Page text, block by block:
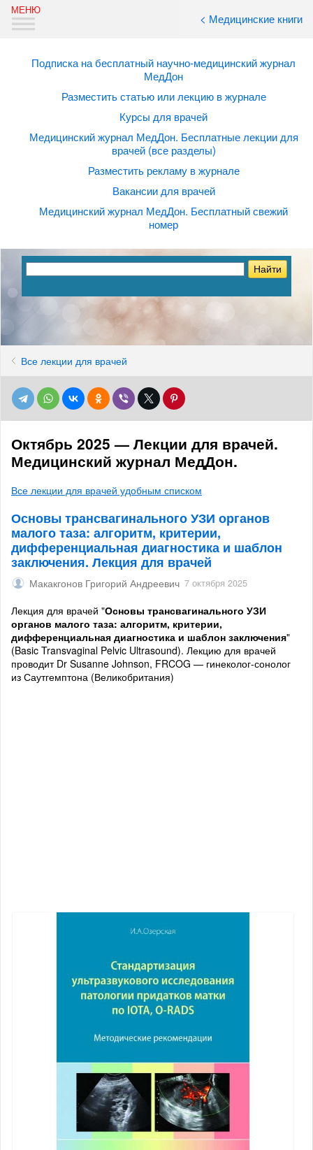
< Медицинские книги
Подписка на бесплатный научно-медицинский журнал
МедДон
Разместить статью или лекцию в журнале
Курсы для врачей
Медицинский журнал МедДон. Бесплатные лекции для
врачей (все разделы)
Разместить рекламу в журнале
Вакансии для врачей
Медицинский журнал МедДон. Бесплатный свежий
номер
Все лекции для врачей
Октябрь 2025 — Лекции для врачей.
Медицинский журнал МедДон.
Все лекции для врачей удобным списком
Основы трансвагинального УЗИ органов
малого таза: алгоритм, критерии,
дифференциальная диагностика и шаблон
заключения. Лекция для врачей
Макакгонов Григорий Андреевич 7 октября 2025
Лекция для врачей "Основы трансвагинального УЗИ
органов малого таза: алгоритм, критерии,
дифференциальная диагностика и шаблон заключения"
(Basic Transvaginal Pelvic Ultrasound). Лекцию для врачей
проводит Dr Susanne Johnson, FRCOG — гинеколог-сонолог
из Саутгемптона (Великобритания)